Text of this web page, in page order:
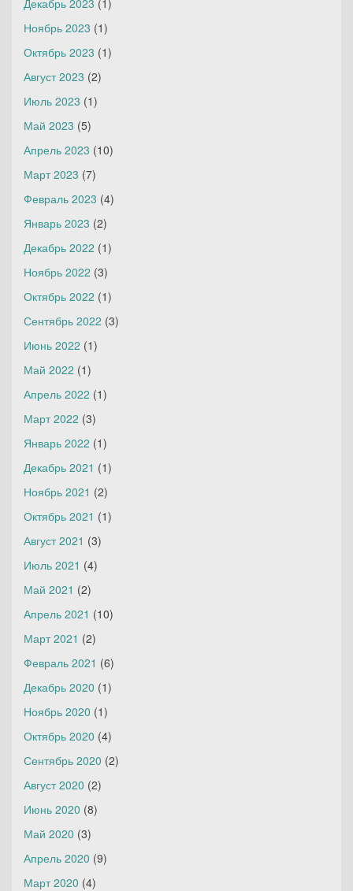
Декабрь 2023 (1)
Ноябрь 2023 (1)
Октябрь 2023 (1)
Август 2023 (2)
Июль 2023 (1)
Май 2023 (5)
Апрель 2023 (10)
Март 2023 (7)
Февраль 2023 (4)
Январь 2023 (2)
Декабрь 2022 (1)
Ноябрь 2022 (3)
Октябрь 2022 (1)
Сентябрь 2022 (3)
Июнь 2022 (1)
Май 2022 (1)
Апрель 2022 (1)
Март 2022 (3)
Январь 2022 (1)
Декабрь 2021 (1)
Ноябрь 2021 (2)
Октябрь 2021 (1)
Август 2021 (3)
Июль 2021 (4)
Май 2021 (2)
Апрель 2021 (10)
Март 2021 (2)
Февраль 2021 (6)
Декабрь 2020 (1)
Ноябрь 2020 (1)
Октябрь 2020 (4)
Сентябрь 2020 (2)
Август 2020 (2)
Июнь 2020 (8)
Май 2020 (3)
Апрель 2020 (9)
Март 2020 (4)